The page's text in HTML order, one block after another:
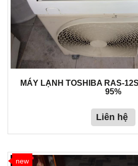
MÁY LẠNH TOSHIBA RAS-
95%
Liên hệ
new